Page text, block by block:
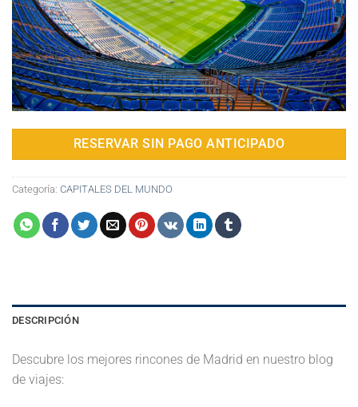
RESERVAR SIN PAGO ANTICIPADO
Categoría: CAPITALES DEL MUNDO
DESCRIPCIÓN
Descubre los mejores rincones de Madrid en nuestro blog
de viajes: